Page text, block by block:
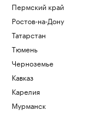
Пермский край
Ростов-на-Дону
Татарстан
Тюмень
Черноземье
Кавказ
Карелия
Мурманск